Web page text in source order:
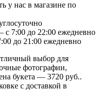
у нас в магазине по
7:00 до 22:00 ежедневно
до 21:00 ежедневно
выбор для
фотографии,
букета — 3720 руб..
с доставкой в